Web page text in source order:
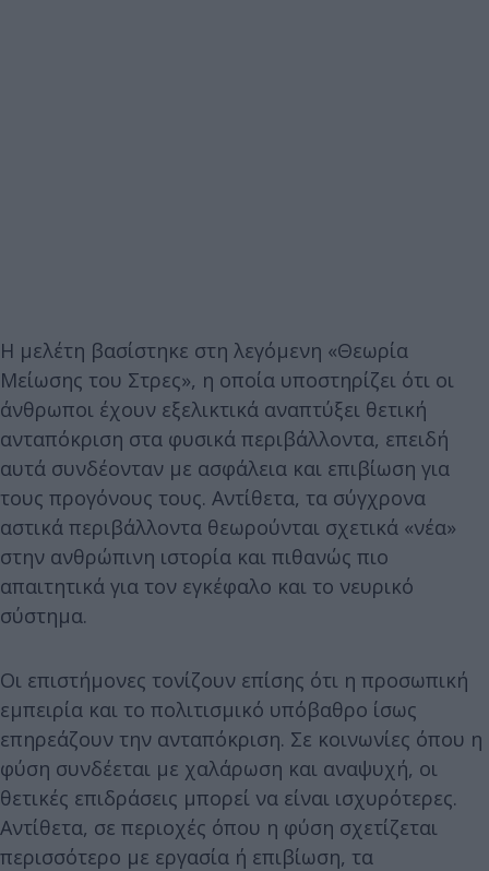
Η μελέτη βασίστηκε στη λεγόμενη «Θεωρία
Μείωσης του Στρες», η οποία υποστηρίζει ότι οι
άνθρωποι έχουν εξελικτικά αναπτύξει θετική
ανταπόκριση στα φυσικά περιβάλλοντα, επειδή
αυτά συνδέονταν με ασφάλεια και επιβίωση για
τους προγόνους τους. Αντίθετα, τα σύγχρονα
αστικά περιβάλλοντα θεωρούνται σχετικά «νέα»
στην ανθρώπινη ιστορία και πιθανώς πιο
απαιτητικά για τον εγκέφαλο και το νευρικό
σύστημα.
Οι επιστήμονες τονίζουν επίσης ότι η προσωπική
εμπειρία και το πολιτισμικό υπόβαθρο ίσως
επηρεάζουν την ανταπόκριση. Σε κοινωνίες όπου η
φύση συνδέεται με χαλάρωση και αναψυχή, οι
θετικές επιδράσεις μπορεί να είναι ισχυρότερες.
Αντίθετα, σε περιοχές όπου η φύση σχετίζεται
περισσότερο με εργασία ή επιβίωση, τα